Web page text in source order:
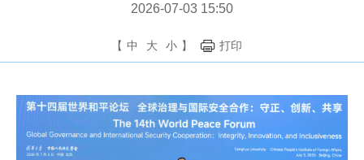
2026-07-03 15:50
【 中 大 小 】 打印